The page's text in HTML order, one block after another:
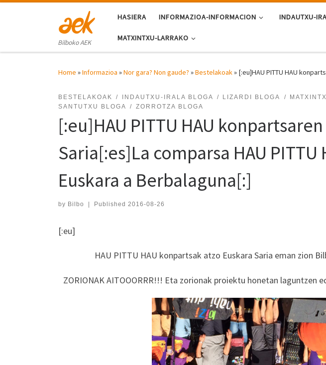
Bilboko AEK
HASIERA INFORMAZIOA-INFORMACION INDAUTXU-
MATXINTXU-LARRAKO
Home »Informazioa »Nor gara? Non gaude? »Bestelakoak » [:eu]HAU PITTU HAU
BESTELAKOAK INDAUTXU-IRALA BLOGA LIZARDI BLOGA
SANTUTXU BLOGA
ZORROTZA BLOGA
[:eu]HAU PITTU HAU
Saria[:es]La comparsa HAU
Euskara a Berbalaguna[:]
by Bilbo | Published 2016-08-26
[:eu]
HAU PITTU HAU konpartsak atzo Euskara Saria eman zion
ZORIONAK AITOOORRR!!! Eta zorionak proiektu honetan laguntzen